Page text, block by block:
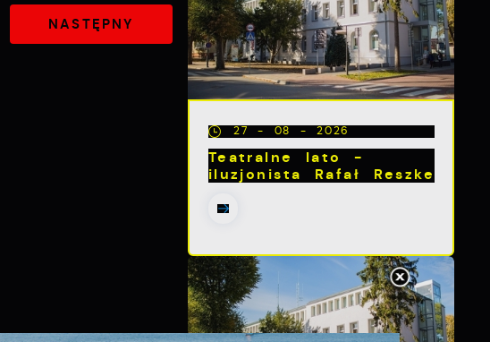
NASTĘPNY
27 - 08 - 2026
Teatralne lato -
iluzjonista Rafał Reszke